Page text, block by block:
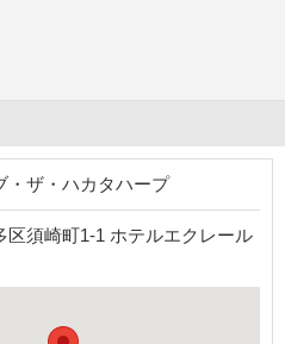
・ザ・ハカタハープ
区須崎町1-1 ホテルエクレール